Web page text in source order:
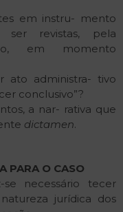
em instru- mento
ser revistas, pela
em momento
ato administra- tivo
conclusivo”?
a nar- rativa que
dictamen.
PARA O CASO
necessário tecer
jurídica dos